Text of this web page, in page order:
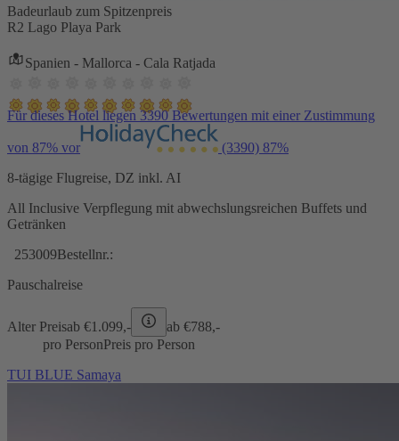
Badeurlaub zum Spitzenpreis
R2 Lago Playa Park
Spanien - Mallorca - Cala Ratjada
Für dieses Hotel liegen 3390 Bewertungen mit einer Zustimmung
von 87% vor (3390) 87%
8-tägige Flugreise, DZ inkl. AI
All Inclusive Verpflegung mit abwechslungsreichen Buffets und
Getränken
253009Bestellnr.:
Pauschalreise
Alter Preisab €1.099,- ab €788,-
pro PersonPreis pro Person
TUI BLUE Samaya